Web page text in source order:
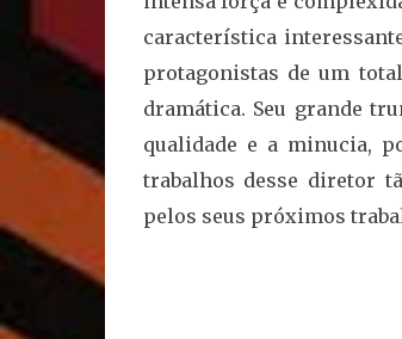
característica
protagonistas de um
dramática. Seu grande
qualidade e a minucia,
trabalhos desse diretor
pelos seus próximos